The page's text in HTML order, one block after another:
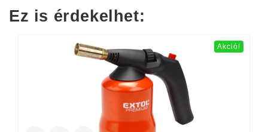
230 Ft.
219 Ft.
Ez is érdekelhet:
Akció!